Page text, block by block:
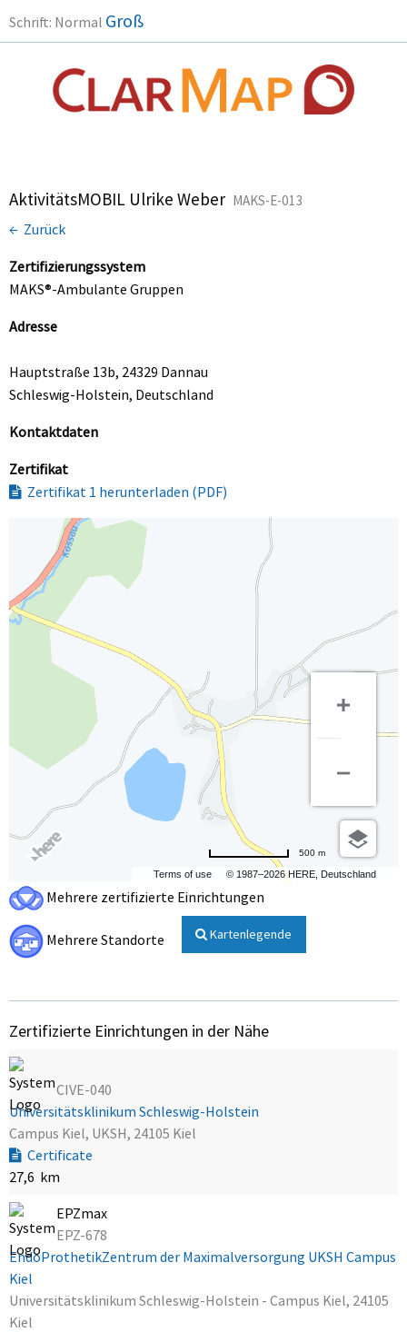
Schrift: Normal Groß
AktivitätsMOBIL Ulrike Weber MAKS-E-013
← Zurück
Zertifizierungssystem
MAKS®-Ambulante Gruppen
Adresse
Hauptstraße 13b, 24329 Dannau
Schleswig-Holstein, Deutschland
Kontaktdaten
Zertifikat
Zertifikat 1 herunterladen (PDF)
Terms of use © 1987–2026 HERE, Deutschland
500 m
Mehrere zertifizierte Einrichtungen
Mehrere Standorte Kartenlegende
Zertifizierte Einrichtungen in der Nähe
CIVE-040
Universitätsklinikum Schleswig-Holstein
Campus Kiel, UKSH, 24105 Kiel
Certificate
27,6 km
EPZmax
EPZ-678
EndoProthetikZentrum der Maximalversorgung UKSH Campus
Kiel
Universitätsklinikum Schleswig-Holstein - Campus Kiel, 24105
Kiel